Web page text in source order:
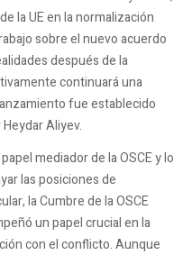
la UE en la normalización
sobre el nuevo acuerdo
después de la
continuará una
fue establecido
Aliyev.
mediador de la OSCE y lo
las posiciones de
la Cumbre de la OSCE
un papel crucial en la
con el conflicto. Aunque